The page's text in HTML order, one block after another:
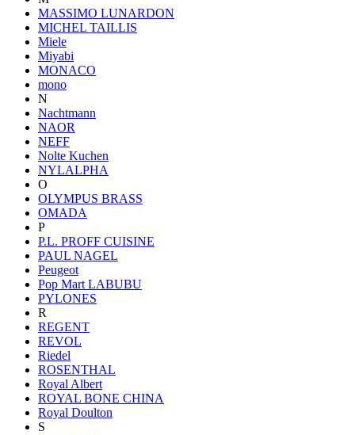
MASSIMO LUNARDON
MICHEL TAILLIS
Miele
Miyabi
MONACO
mono
N
Nachtmann
NAOR
NEFF
Nolte Kuchen
NYLALPHA
O
OLYMPUS BRASS
OMADA
P
P.L. PROFF CUISINE
PAUL NAGEL
Peugeot
Pop Mart LABUBU
PYLONES
R
REGENT
REVOL
Riedel
ROSENTHAL
Royal Albert
ROYAL BONE CHINA
Royal Doulton
S